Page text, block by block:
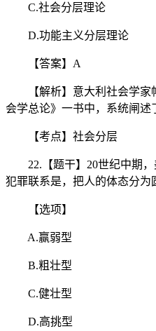
C.社会分层理论
D.功能主义分层理论
【答案】A
【解析】意大利社会学家
会学总论》一书中，系统闸述
【考点】社会分层
22.【题干】20世纪中期，
犯罪联系是，把人的体态分为
【选项】
A.赢弱型
B.粗壮型
C.健壮型
D.高挑型